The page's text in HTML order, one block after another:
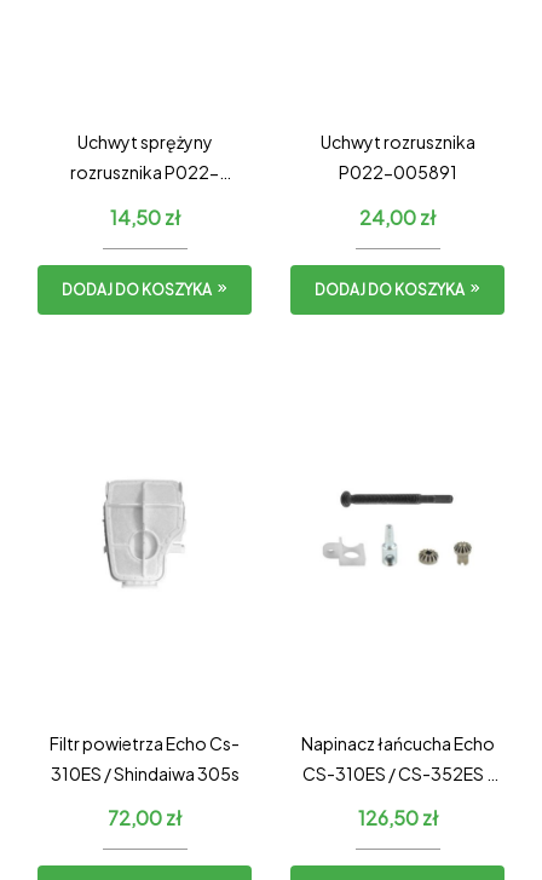
Uchwyt sprężyny
rozrusznika P022-
14,50zł
DODAJ DO KOSZYKA
Uchwyt rozrusznika
P022-005891
24,00zł
DODAJ DO KOSZYKA
Filtr powietrza Echo Cs-
310ES / Shindaiwa 305s
72,00zł
Napinacz łańcucha Echo
CS-310ES / CS-352ES /
305s / 341AC –
KOMPLETNY
126,50zł